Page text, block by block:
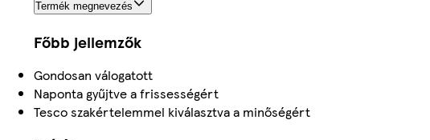
Termék megnevezés
Főbb jellemzők
Gondosan válogatott
Naponta gyűjtve a frissességért
Tesco szakértelemmel kiválasztva a minőségért